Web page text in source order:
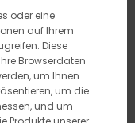
oder eine
auf Ihrem
Diese
Browserdaten
um Ihnen
um die
und um